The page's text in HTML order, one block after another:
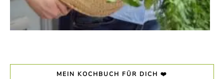
MEIN KOCHBUCH FÜR DICH ❤️